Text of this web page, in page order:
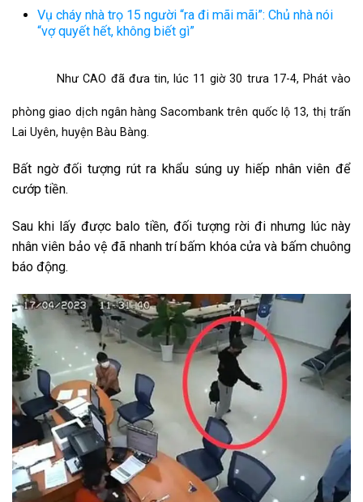
Vụ cháy nhà trọ 15 người “ra đi mãi mãi”: Chủ nhà nói
“vợ quyết hết, không biết gì”
Như CAO đã đưa tin, lúc 11 giờ 30 trưa 17-4, Phát vào
phòng giao dịch ngân hàng Sacombank trên quốc lộ 13, thị trấn
Lai Uyên, huyện Bàu Bàng.
Bất ngờ đối tượng rút ra khẩu súng uy hiếp nhân viên để
cướp tiền.
Sau khi lấy được balo tiền, đối tượng rời đi nhưng lúc này
nhân viên bảo vệ đã nhanh trí bấm khóa cửa và bấm chuông
báo động.